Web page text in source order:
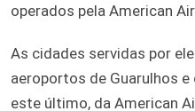
operados pela American
As cidades servidas por
aeroportos de Guarulhos
este último, da American